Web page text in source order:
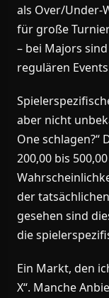
als Over/Under-
für große
– bei Majors
regulären
aber nicht
One schlagen?“
200,00 bis
der
gesehen sind
die
Ein Markt, den
X“. Manche